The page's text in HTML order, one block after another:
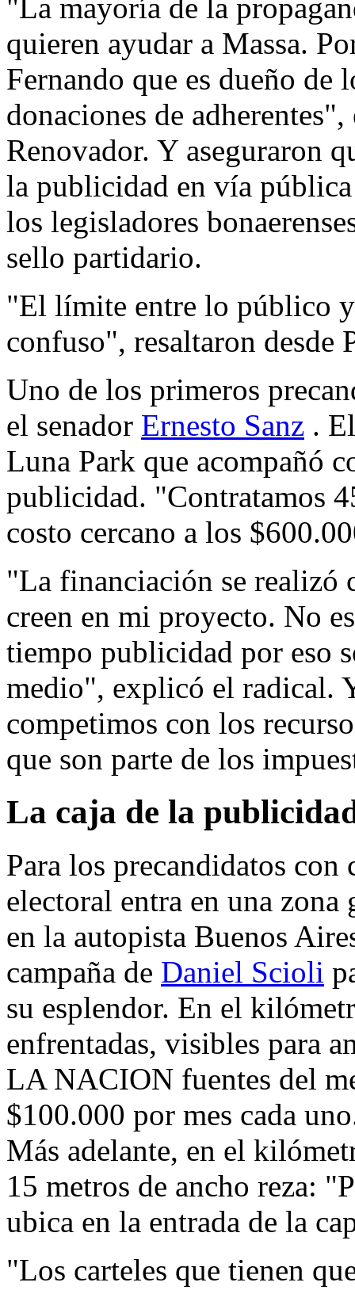
"La mayoría de la
quieren ayudar a Massa.
Fernando que es dueño de
donaciones de
Renovador. Y aseguraron
la publicidad en vía
los legisladores
sello partidario.
"El límite entre lo público
confuso", resaltaron desde
Uno de los primeros
el senador Ernesto Sanz .
Luna Park que acompañó
publicidad. "Contratamos
costo cercano a los
"La financiación se realizó
creen en mi proyecto. No
tiempo publicidad por eso
medio", explicó el radical.
competimos con los
que son parte de los
La caja de la
Para los precandidatos
electoral entra en una
en la autopista Buenos
campaña de Daniel Scioli
su esplendor. En el
enfrentadas, visibles para
LA NACION fuentes del
$100.000 por mes cada
Más adelante, en el
15 metros de ancho reza:
ubica en la entrada de la
"Los carteles que tienen